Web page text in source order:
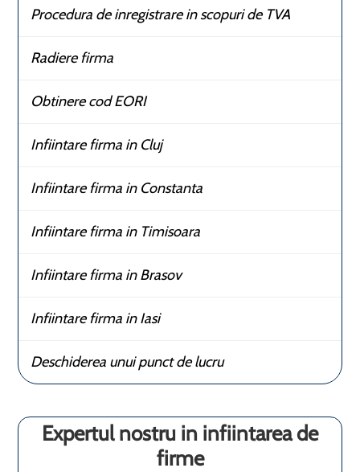
Procedura de inregistrare in scopuri de TVA
Radiere firma
Obtinere cod EORI
Infiintare firma in Cluj
Infiintare firma in Constanta
Infiintare firma in Timisoara
Infiintare firma in Brasov
Infiintare firma in Iasi
Deschiderea unui punct de lucru
Expertul nostru in infiintarea de
firme